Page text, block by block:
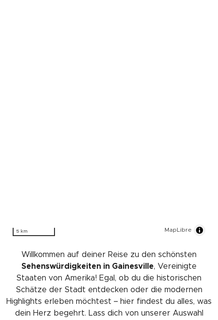
5 km MapLibre
Willkommen auf deiner Reise zu den schönsten
Sehenswürdigkeiten in Gainesville, Vereinigte
Staaten von Amerika! Egal, ob du die historischen
Schätze der Stadt entdecken oder die modernen
Highlights erleben möchtest – hier findest du alles, was
dein Herz begehrt. Lass dich von unserer Auswahl